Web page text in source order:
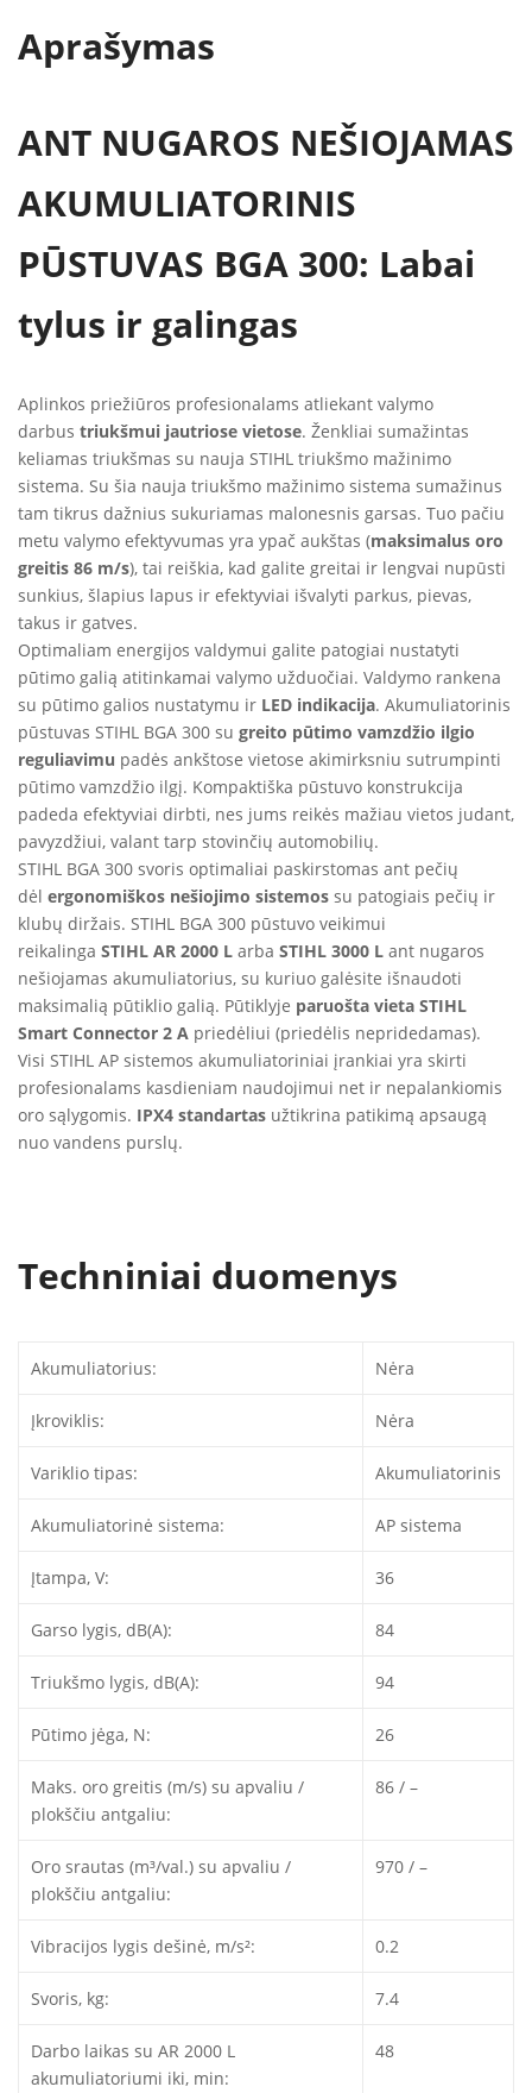
Aprašymas
ANT NUGAROS NEŠIOJAMAS
AKUMULIATORINIS
PŪSTUVAS BGA 300: Labai
tylus ir galingas
Aplinkos priežiūros profesionalams atliekant valymo
darbus triukšmui jautriose vietose. Ženkliai sumažintas
keliamas triukšmas su nauja STIHL triukšmo mažinimo
sistema. Su šia nauja triukšmo mažinimo sistema sumažinus
tam tikrus dažnius sukuriamas malonesnis garsas. Tuo pačiu
metu valymo efektyvumas yra ypač aukštas (maksimalus oro
greitis 86 m/s), tai reiškia, kad galite greitai ir lengvai nupūsti
sunkius, šlapius lapus ir efektyviai išvalyti parkus, pievas,
takus ir gatves.
Optimaliam energijos valdymui galite patogiai nustatyti
pūtimo galią atitinkamai valymo užduočiai. Valdymo rankena
su pūtimo galios nustatymu ir LED indikacija. Akumuliatorinis
pūstuvas STIHL BGA 300 su greito pūtimo vamzdžio ilgio
reguliavimu padės ankštose vietose akimirksniu sutrumpinti
pūtimo vamzdžio ilgį. Kompaktiška pūstuvo konstrukcija
padeda efektyviai dirbti, nes jums reikės mažiau vietos judant,
pavyzdžiui, valant tarp stovinčių automobilių.
STIHL BGA 300 svoris optimaliai paskirstomas ant pečių
dėl ergonomiškos nešiojimo sistemos su patogiais pečių ir
klubų diržais. STIHL BGA 300 pūstuvo veikimui
reikalinga STIHL AR 2000 L arba STIHL 3000 L ant nugaros
nešiojamas akumuliatorius, su kuriuo galėsite išnaudoti
maksimalią pūtiklio galią. Pūtiklyje paruošta vieta STIHL
Smart Connector 2 A priedėliui (priedėlis nepridedamas).
Visi STIHL AP sistemos akumuliatoriniai įrankiai yra skirti
profesionalams kasdieniam naudojimui net ir nepalankiomis
oro sąlygomis. IPX4 standartas užtikrina patikimą apsaugą
nuo vandens purslų.
Techniniai duomenys
Akumuliatorius: Nėra
Įkroviklis: Nėra
Variklio tipas: Akumuliatorinis
Akumuliatorinė sistema: AP sistema
Įtampa, V: 36
Garso lygis, dB(A): 84
Triukšmo lygis, dB(A): 94
Pūtimo jėga, N: 26
Maks. oro greitis (m/s) su apvaliu /
plokščiu antgaliu:
86 / –
Oro srautas (m³/val.) su apvaliu /
plokščiu antgaliu:
970 / –
Vibracijos lygis dešinė, m/s²: 0.2
Svoris, kg: 7.4
Darbo laikas su AR 2000 L
akumuliatoriumi iki, min:
48